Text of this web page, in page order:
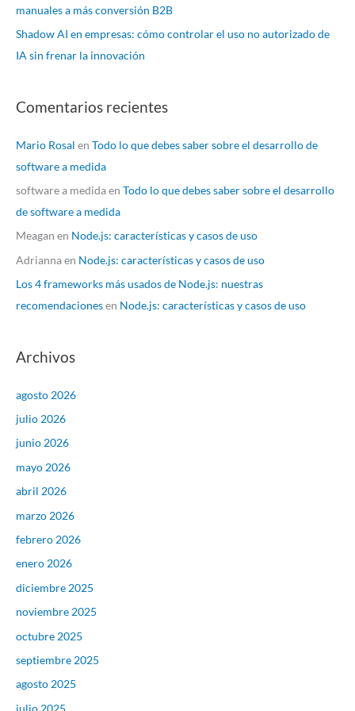
manuales a más conversión B2B
Shadow AI en empresas: cómo controlar el uso no autorizado de
IA sin frenar la innovación
Comentarios recientes
Mario Rosal en Todo lo que debes saber sobre el desarrollo de
software a medida
software a medidaen Todo lo que debes saber sobre el desarrollo
de software a medida
Meagan en Node.js: características y casos de uso
Adriannaen Node.js: características y casos de uso
Los 4 frameworks más usados de Node.js: nuestras
recomendacionesen Node.js: características y casos de uso
Archivos
agosto 2026
julio 2026
junio 2026
mayo 2026
abril 2026
marzo 2026
febrero 2026
enero 2026
diciembre 2025
noviembre 2025
octubre 2025
septiembre 2025
agosto 2025
julio 2025